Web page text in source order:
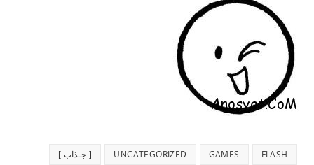
FLASH
GAMES
UNCATEGORIZED [ جـذاب ]